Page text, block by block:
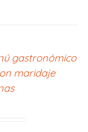
gastronómico
maridaje